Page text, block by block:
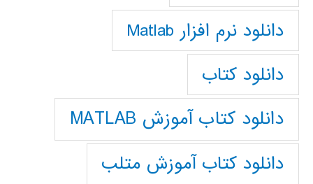
دانلود نرم افزار Matlab
دانلود کتاب
دانلود کتاب آموزش MATLAB
دانلود کتاب آموزش متلب